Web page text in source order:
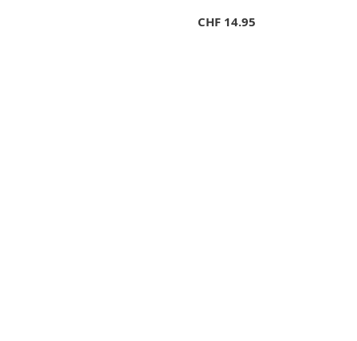
CHF 14.95